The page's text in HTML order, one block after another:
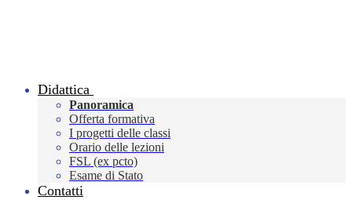
Didattica
Panoramica
Offerta formativa
I progetti delle classi
Orario delle lezioni
FSL (ex pcto)
Esame di Stato
Contatti